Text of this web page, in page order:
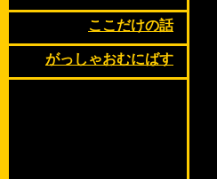
ここだけの話
がっしゃおむにばす